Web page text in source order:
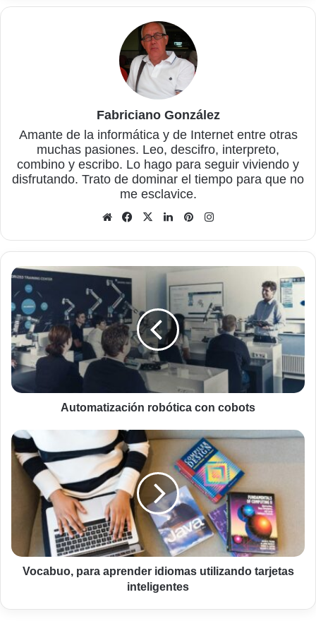
Fabriciano González
Amante de la informática y de Internet entre otras
muchas pasiones. Leo, descifro, interpreto,
combino y escribo. Lo hago para seguir viviendo y
disfrutando. Trato de dominar el tiempo para que no
me esclavice.
Sitio
Facebook
X LinkedInPinterest
Automatización
robótica
con
cobots
Automatización robótica con cobots
Vocabuo,
para
aprender
idiomas
utilizando
tarjetas
inteligentes
Vocabuo, para aprender idiomas utilizando tarjetas
inteligentes